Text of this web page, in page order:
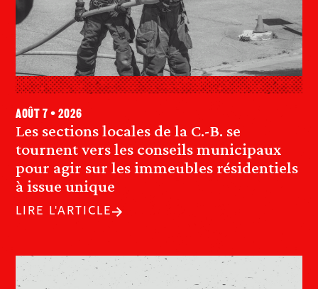
Les sections locales de la C.-B. se
tournent vers les conseils municipaux
pour agir sur les immeubles résidentiels
à issue unique
août 7 • 2026
LIRE L'ARTICLE